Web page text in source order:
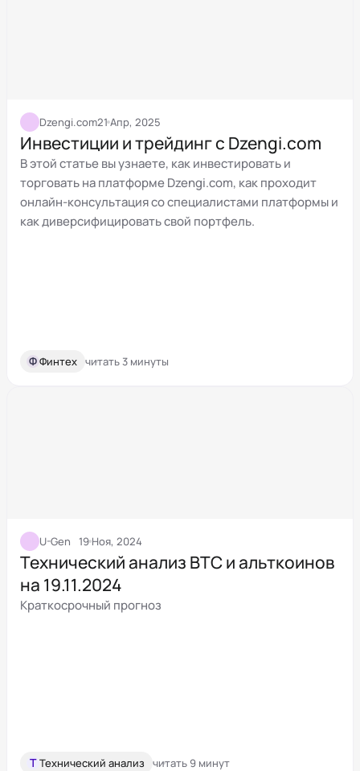
Dzengi.com21 Апр, 2025
Инвестиции и трейдинг с Dzengi.com
В этой статье вы узнаете, как инвестировать и
торговать на платформе Dzengi.com, как проходит
онлайн-консультация со специалистами платформы и
как диверсифицировать свой портфель.
ФФинтех читать 3 минуты
U-Gen 19 Ноя, 2024
Технический анализ BTC и альткоинов
на 19.11.2024
Краткосрочный прогноз
Т Технический анализ читать 9 минут